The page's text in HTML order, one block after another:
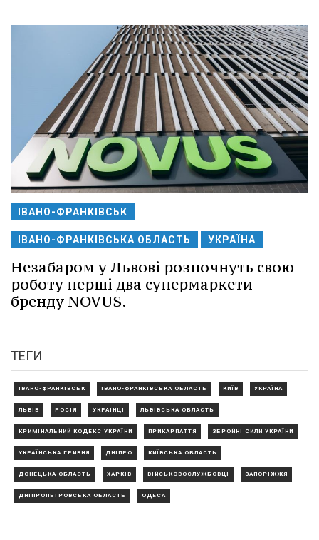
ІВАНО-ФРАНКІВСЬК
ІВАНО-ФРАНКІВСЬКА ОБЛАСТЬ УКРАЇНА
Незабаром у Львові розпочнуть свою
роботу перші два супермаркети
бренду NOVUS.
ТЕГИ
ІВАНО-ФРАНКІВСЬК ІВАНО-ФРАНКІВСЬКА ОБЛАСТЬ КИЇВ УКРАЇНА
ЛЬВІВ РОСІЯ УКРАЇНЦІ ЛЬВІВСЬКА ОБЛАСТЬ
КРИМІНАЛЬНИЙ КОДЕКС УКРАЇНИ ПРИКАРПАТТЯ ЗБРОЙНІ СИЛИ УКРАЇНИ
УКРАЇНСЬКА ГРИВНЯ ДНІПРО КИЇВСЬКА ОБЛАСТЬ
ДОНЕЦЬКА ОБЛАСТЬ ХАРКІВ ВІЙСЬКОВОСЛУЖБОВЦІ ЗАПОРІЖЖЯ
ДНІПРОПЕТРОВСЬКА ОБЛАСТЬ ОДЕСА